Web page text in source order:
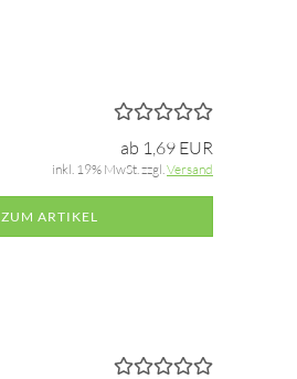
ab 1,69 EUR
inkl. 19% MwSt. zzgl.Versand
ZUM ARTIKEL